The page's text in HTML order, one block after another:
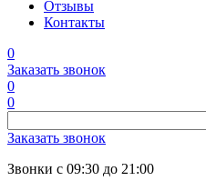
Отзывы
Контакты
0
Заказать звонок
0
0
Заказать звонок
Звонки с 09:30 до 21:00